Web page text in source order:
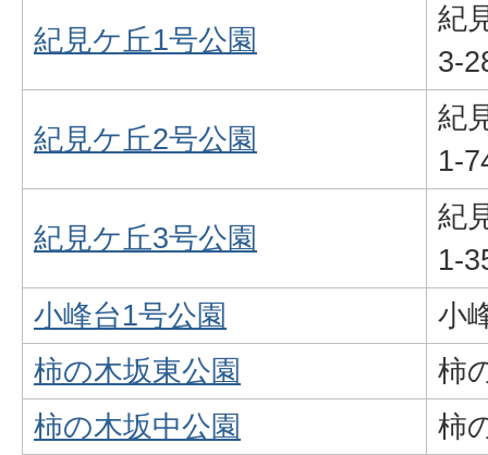
紀見ケ丘1号公園
紀
3-
紀見ケ丘2号公園
紀
1-
紀見ケ丘3号公園
紀
1-
小峰台1号公園
小
柿の木坂東公園
柿
柿の木坂中公園
柿